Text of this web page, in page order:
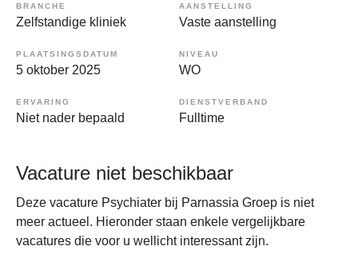
BRANCHE
Zelfstandige kliniek
AANSTELLING
Vaste aanstelling
PLAATSINGSDATUM
5 oktober 2025
NIVEAU
WO
ERVARING
Niet nader bepaald
DIENSTVERBAND
Fulltime
Vacature niet beschikbaar
Deze vacature Psychiater bij Parnassia Groep is niet
meer actueel. Hieronder staan enkele vergelijkbare
vacatures die voor u wellicht interessant zijn.